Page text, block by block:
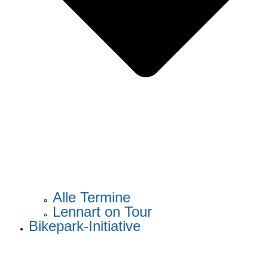
Alle Termine
Lennart on Tour
Bikepark-Initiative